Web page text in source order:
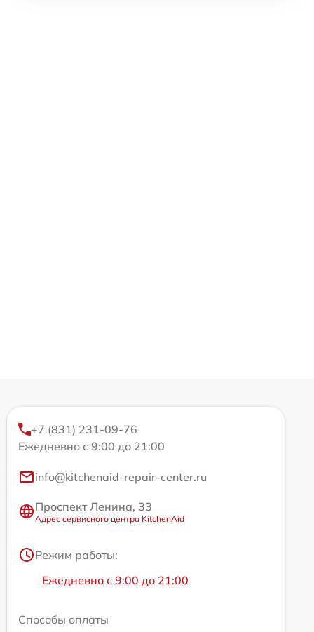
+7 (831) 231-09-76
Ежедневно с 9:00 до 21:00
info@kitchenaid-repair-center.ru
Проспект Ленина, 33
Адрес сервисного центра KitchenAid
Режим работы:
Ежедневно с 9:00 до 21:00
Способы оплаты